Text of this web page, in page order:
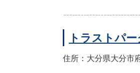
トラストパ
住所：大分県大分市